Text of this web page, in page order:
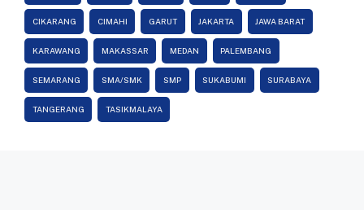
CIKARANG CIMAHI GARUT JAKARTA JAWA BARAT
KARAWANG MAKASSAR MEDAN PALEMBANG
SEMARANG SMA/SMK SMP SUKABUMI SURABAYA
TANGERANG TASIKMALAYA